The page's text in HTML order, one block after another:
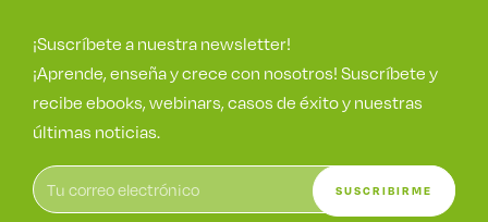
¡Suscríbete a nuestra newsletter!
¡Aprende, enseña y crece con nosotros! Suscríbete y
recibe ebooks, webinars, casos de éxito y nuestras
últimas noticias.